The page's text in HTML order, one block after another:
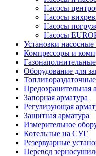
Насосы
Насосы
Насосы
Насосы
Установки насосные
Компрессоры и
Оборудование для
Предохранительная
Запорная арматура
Регулирующая
Защитная арматура
Измерительное
Котельные на СУГ
Резервуарные
Перевод